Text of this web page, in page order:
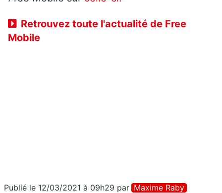
Retrouvez toute l'actualité de Free
Mobile
Publié le 12/03/2021 à 09h29 par Maxime Raby